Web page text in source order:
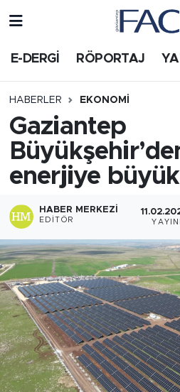
E-DERGİ RÖPORTAJ
HABERLER EKONOMI
Gaziantep
enerjiye büyük
HABER MERKEZI
EDITÖR
HABER
Nöbetçi Eczaneler
Trafik Durumu
Süper Lig Puan
Haber Arşivi